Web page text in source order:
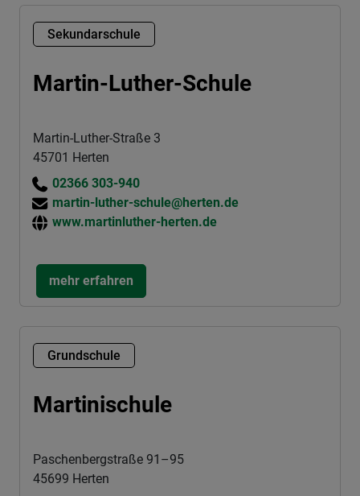
Sekundarschule
Martin-Luther-Schule
Martin-Luther-Straße 3
45701 Herten
02366 303-940
martin-luther-schule@herten.de
www.martinluther-herten.de
mehr erfahren
Grundschule
Martinischule
Paschenbergstraße 91–95
45699 Herten